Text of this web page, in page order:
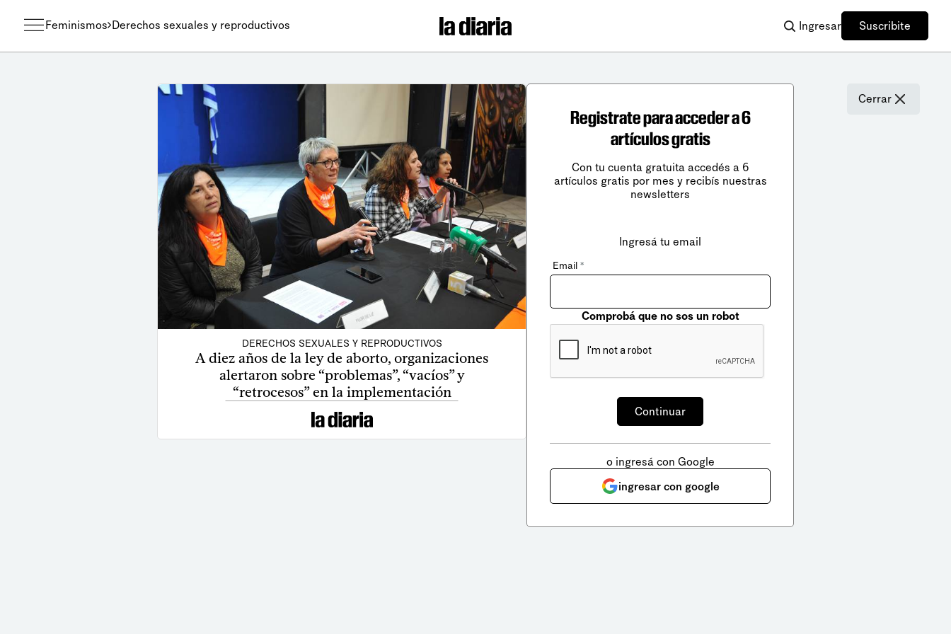
Feminismos Derechos sexuales y reproductivos Ingresar Suscribite
DERECHOS SEXUALES Y REPRODUCTIVOS
A diez años de la ley de aborto, organizaciones
alertaron sobre “problemas”, “vacíos” y
“retrocesos” en la implementación
Cerrar
Registrate para acceder a 6
artículos gratis
Con tu cuenta gratuita accedés a 6
artículos gratis por mes y recibís nuestras
newsletters
Ingresá tu email
Email *
Comprobá que no sos un robot
o ingresá con Google
ingresar con google